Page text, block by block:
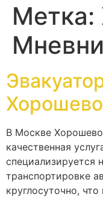
Метка:
В Москве
качественная
транспортировке
круглосуточно,